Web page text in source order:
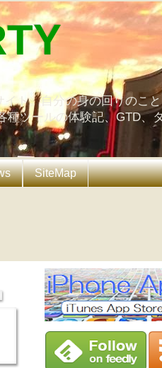
ト。自分の身の回りのこ
ツールの体験記、GTD、
SiteMap